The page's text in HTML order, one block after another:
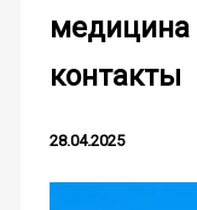
медицина
контакты
28.04.2025